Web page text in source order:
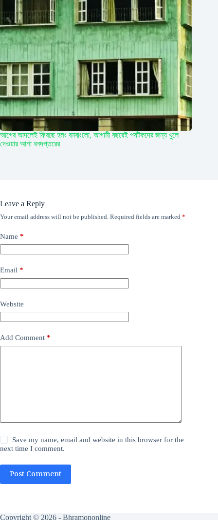
আগের আদলেই ফিরছে হলং বনবাংলো, আগামী বছরেই পর্যটকদের জন্য খুলে
দেওয়ার আশা বনদপ্তরের
Leave a Reply
Your email address will not be published. Required fields are marked *
Name *
Email *
Website
Add Comment *
Save my name, email and website in this browser for the
next time I comment.
Post Comment
Copyright © 2026 - Bhramononline